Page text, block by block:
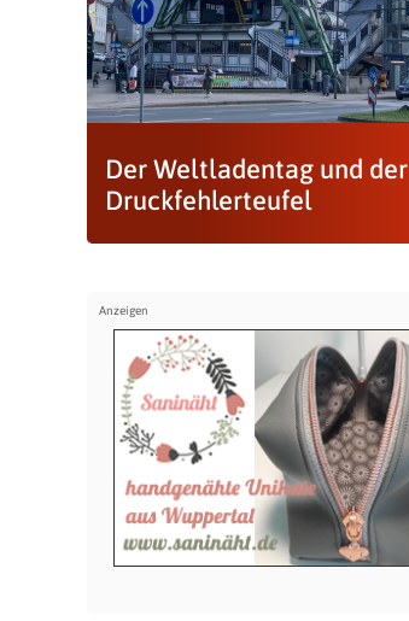
Der Weltladentag und der
Druckfehlerteufel